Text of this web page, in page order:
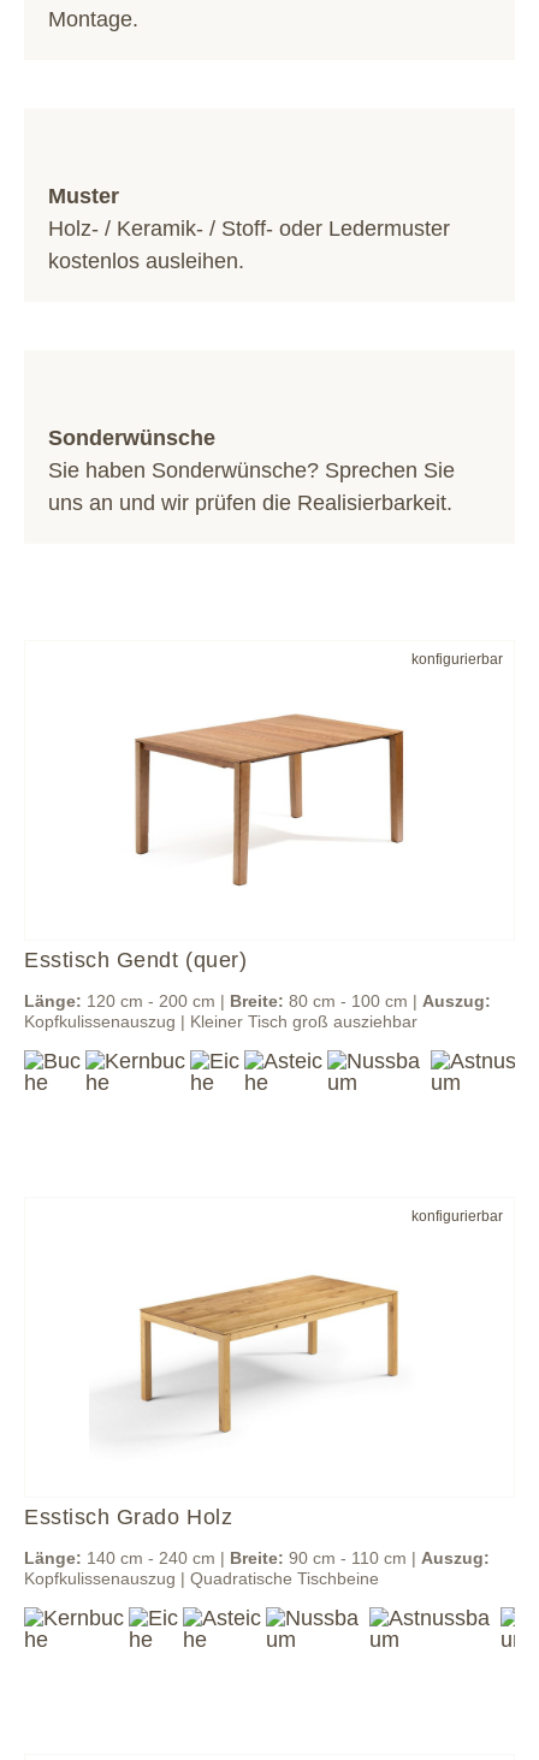
Montage.
Muster
Holz- / Keramik- / Stoff- oder Ledermuster
kostenlos ausleihen.
Sonderwünsche
Sie haben Sonderwünsche? Sprechen Sie
uns an und wir prüfen die Realisierbarkeit.
konfigurierbar
Esstisch Gendt (quer)
Länge: 120 cm - 200 cm | Breite: 80 cm - 100 cm | Auszug:
Kopfkulissenauszug | Kleiner Tisch groß ausziehbar
konfigurierbar
Esstisch Grado Holz
Länge: 140 cm - 240 cm | Breite: 90 cm - 110 cm | Auszug:
Kopfkulissenauszug | Quadratische Tischbeine